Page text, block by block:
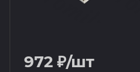
972 ₽/шт